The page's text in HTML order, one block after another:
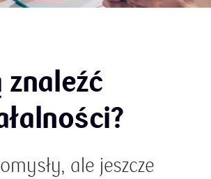
ale jeszcze